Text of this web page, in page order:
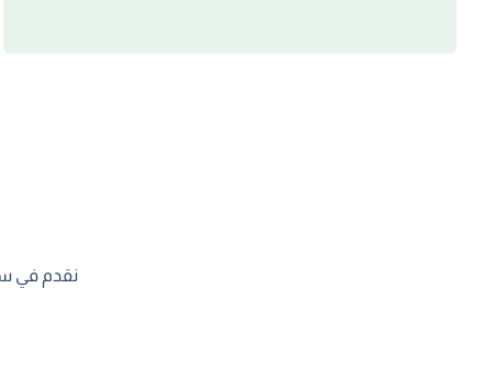
نقدم في